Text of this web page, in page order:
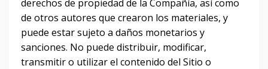
derechos de propiedad de la Compañía, así como
de otros autores que crearon los materiales, y
puede estar sujeto a daños monetarios y
sanciones. No puede distribuir, modificar,
transmitir o utilizar el contenido del Sitio o